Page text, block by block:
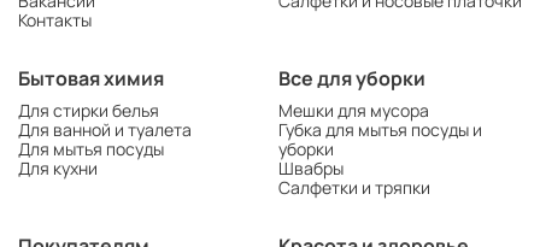
Контакты
Бытовая химия
Для стирки белья
Для ванной и туалета
Для мытья посуды
Для кухни
Все для уборки
Мешки для мусора
Губка для мытья посуды и
уборки
Швабры
Салфетки и тряпки